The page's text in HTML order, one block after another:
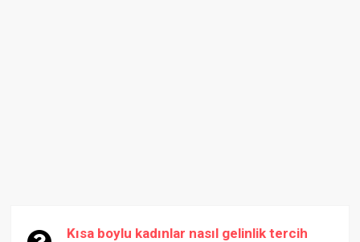
Kısa boylu kadınlar nasıl gelinlik tercih